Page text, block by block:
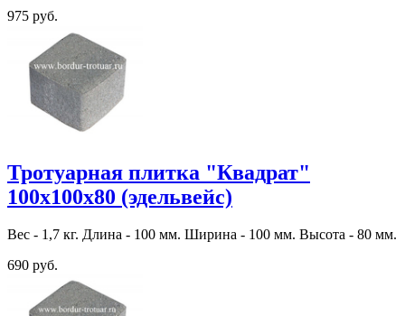
975 руб.
Тротуарная плитка "Квадрат"
100х100х80 (эдельвейс)
Вес - 1,7 кг. Длина - 100 мм. Ширина - 100 мм. Высота - 80 мм.
690 руб.